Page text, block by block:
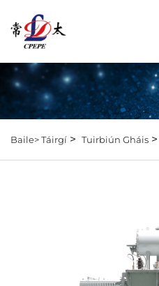
Baile>Táirgí > Tuirbiún Gháis >